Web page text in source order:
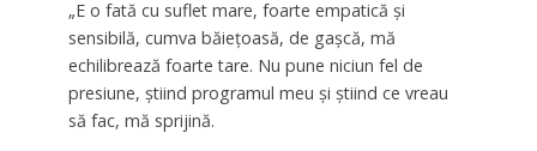
„E o fată cu suflet mare, foarte empatică și
sensibilă, cumva băiețoasă, de gașcă, mă
echilibrează foarte tare. Nu pune niciun fel de
presiune, știind programul meu și știind ce vreau
să fac, mă sprijină.